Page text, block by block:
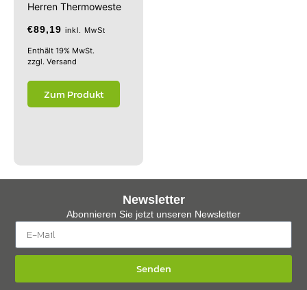
Herren Thermoweste
€89,19 inkl. MwSt
Enthält 19% MwSt.
zzgl. Versand
Zum Produkt
Newsletter
Abonnieren Sie jetzt unseren Newsletter
Senden